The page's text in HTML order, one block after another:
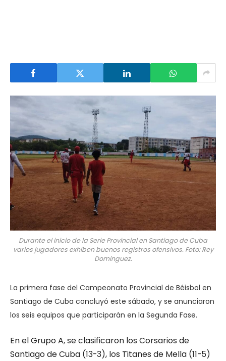
Durante el inicio de la Serie Provincial en Santiago de Cuba
varios jugadores exhiben buenos registros ofensivos. Foto: Rey
Dominguez.
La primera fase del Campeonato Provincial de Béisbol en
Santiago de Cuba concluyó este sábado, y se anunciaron
los seis equipos que participarán en la Segunda Fase.
En el Grupo A, se clasificaron los Corsarios de
Santiago de Cuba (13-3), los Titanes de Mella (11-5)